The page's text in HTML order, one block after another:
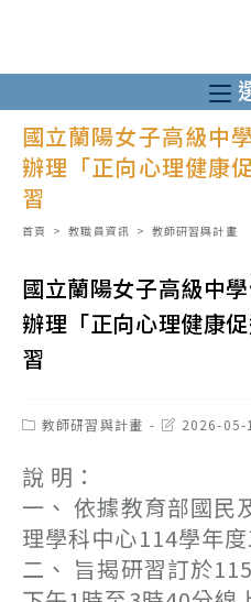
至
主
內
國立蘭陽女子高級中
辦理「正向心理健康
習
首頁 > 教職員資訊 > 教師研習與計畫
國立蘭陽女子高級中
辦理「正向心理健康
習
Post教師研習與計畫
Post2026-05-
說 明：
一、 依據教育部國民
理學科中心114學年
二、 旨揭研習訂於